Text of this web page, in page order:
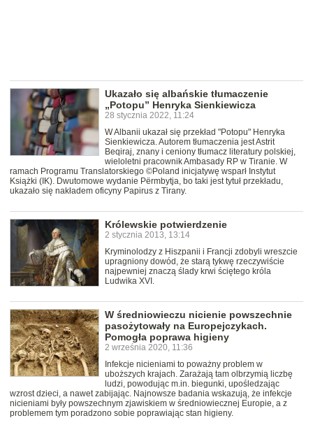
Ukazało się albańskie tłumaczenie
„Potopu” Henryka Sienkiewicza
28 stycznia 2022, 11:24
W Albanii ukazał się przekład "Potopu" Henryka
Sienkiewicza. Autorem tłumaczenia jest Astrit
Beqiraj, znany i ceniony tłumacz literatury polskiej,
wieloletni pracownik Ambasady RP w Tiranie. W
ramach Programu Translatorskiego ©Poland inicjatywę wsparł Instytut
Książki (IK). Dwutomowe wydanie Përmbytja, bo taki jest tytuł przekładu,
ukazało się nakładem oficyny Papirus z Tirany.
Królewskie potwierdzenie
2 stycznia 2013, 13:14
Kryminolodzy z Hiszpanii i Francji zdobyli wreszcie
upragniony dowód, że starą tykwę rzeczywiście
najpewniej znaczą ślady krwi ściętego króla
Ludwika XVI.
W średniowieczu nicienie powszechnie
pasożytowały na Europejczykach.
Pomogła poprawa higieny
2 września 2020, 11:36
Infekcje nicieniami to poważny problem w
uboższych krajach. Zarażają tam olbrzymią liczbę
ludzi, powodując m.in. biegunki, upośledzając
wzrost dzieci, a nawet zabijając. Najnowsze badania wskazują, że infekcje
nicieniami były powszechnym zjawiskiem w średniowiecznej Europie, a z
problemem tym poradzono sobie poprawiając stan higieny.